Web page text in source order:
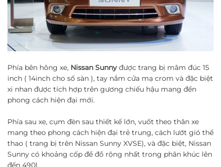
Phía bên hông xe, Nissan Sunny được trang bị mâm đúc 15
inch ( 14inch cho số sàn ), tay nắm cửa mạ crom và đặc biệt
xi nhan được tích hợp trên gương chiếu hậu mang đến
phong cách hiện đại mới.
Phía sau xe, cụm đèn sau thiết kế lớn, vuốt theo thân xe
mang theo phong cách hiện đại trẻ trung, cách lướt gió thể
thao ( trang bị trên Nissan Sunny XVSE), và đặc biệt, Nissan
Sunny có khoảng cốp để đồ rộng nhất trong phân khúc lên
đến 490l.